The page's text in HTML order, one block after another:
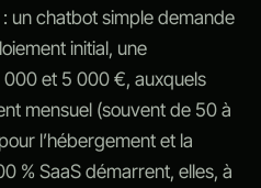
un chatbot simple demande
initial, une
000 et 5 000 €, auxquels
mensuel (souvent de 50 à
l’hébergement et la
% SaaS démarrent, elles, à